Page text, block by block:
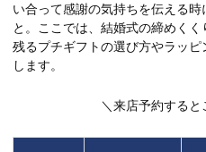
い合って感謝の気持ちを伝える
と。ここでは、結婚式の締めく
残るプチギフトの選び方やラッ
します。
＼来店予約すると